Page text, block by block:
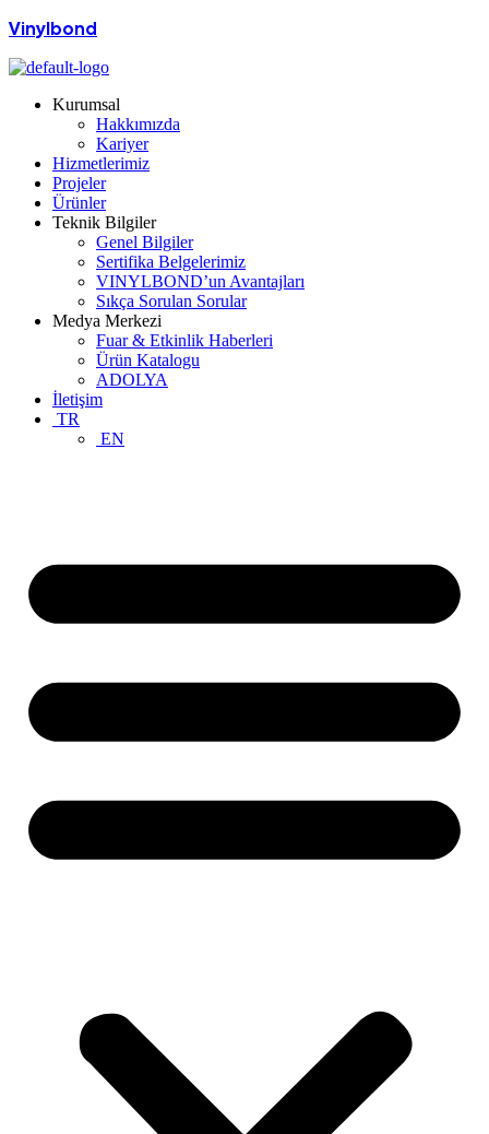
Vinylbond
Kurumsal
Hakkımızda
Kariyer
Hizmetlerimiz
Projeler
Ürünler
Teknik Bilgiler
Genel Bilgiler
Sertifika Belgelerimiz
VINYLBOND’un Avantajları
Sıkça Sorulan Sorular
Medya Merkezi
Fuar & Etkinlik Haberleri
Ürün Katalogu
ADOLYA
İletişim
TR
EN